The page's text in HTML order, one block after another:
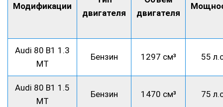
Модификации
двигателя
двигателя
Audi 80 B1 1.3
MT
Бензин 1297 см³ 55
Audi 80 B1 1.5
MT
Бензин 1470 см³ 75